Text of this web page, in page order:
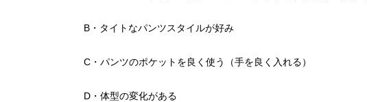
B・タイトなパンツスタイルが好み
C・パンツのポケットを良く使う（手を良く入れる）
D・体型の変化がある